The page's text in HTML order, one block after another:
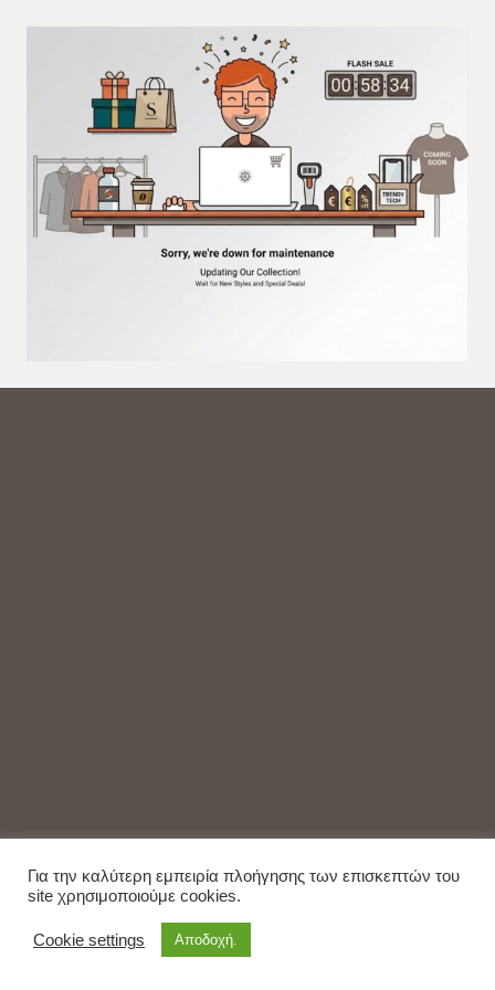
Για την καλύτερη εμπειρία πλοήγησης των επισκεπτών του
site χρησιμοποιούμε cookies.
Cookie settings Αποδοχή.